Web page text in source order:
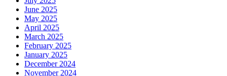
June 2025
May 2025
April 2025
March 2025
February 2025
January 2025
December 2024
November 2024